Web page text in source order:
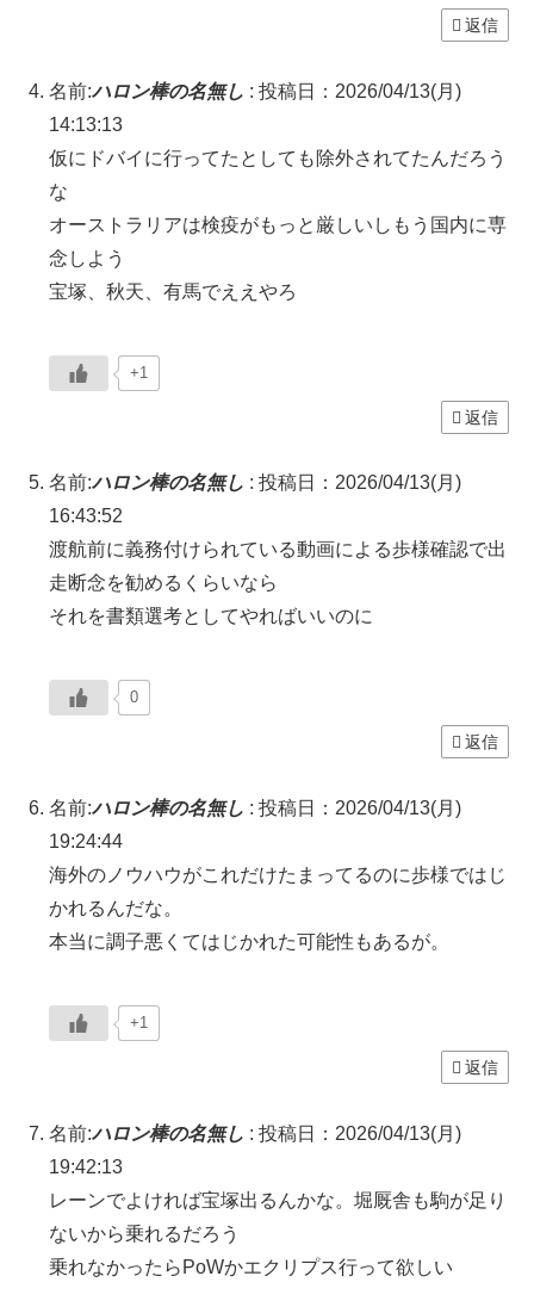
返信
名前:ハロン棒の名無し : 投稿日：2026/04/13(月)
14:13:13
仮にドバイに行ってたとしても除外されてたんだろう
な
オーストラリアは検疫がもっと厳しいしもう国内に専
念しよう
宝塚、秋天、有馬でええやろ
+1
返信
名前:ハロン棒の名無し : 投稿日：2026/04/13(月)
16:43:52
渡航前に義務付けられている動画による歩様確認で出
走断念を勧めるくらいなら
それを書類選考としてやればいいのに
0
返信
名前:ハロン棒の名無し : 投稿日：2026/04/13(月)
19:24:44
海外のノウハウがこれだけたまってるのに歩様ではじ
かれるんだな。
本当に調子悪くてはじかれた可能性もあるが。
+1
返信
名前:ハロン棒の名無し : 投稿日：2026/04/13(月)
19:42:13
レーンでよければ宝塚出るんかな。堀厩舎も駒が足り
ないから乗れるだろう
乗れなかったらPoWかエクリプス行って欲しい